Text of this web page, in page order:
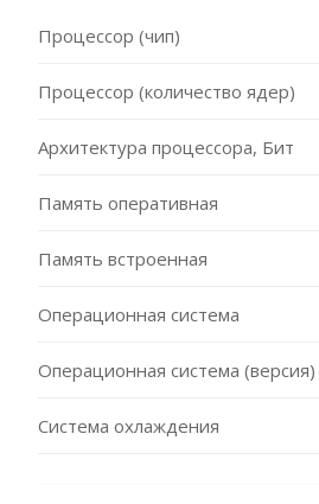
Процессор (чип)
Процессор (количество ядер)
Архитектура процессора, Бит
Память оперативная
Память встроенная
Операционная система
Операционная система (версия)
Система охлаждения